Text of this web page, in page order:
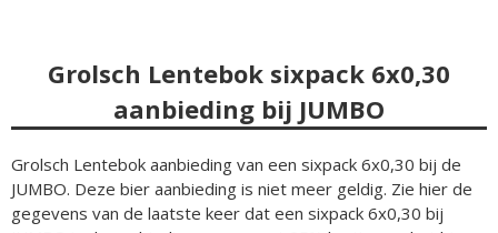
Grolsch Lentebok sixpack 6x0,30
aanbieding bij JUMBO
Grolsch Lentebok aanbieding van een sixpack 6x0,30 bij de
JUMBO. Deze bier aanbieding is niet meer geldig. Zie hier de
gegevens van de laatste keer dat een sixpack 6x0,30 bij